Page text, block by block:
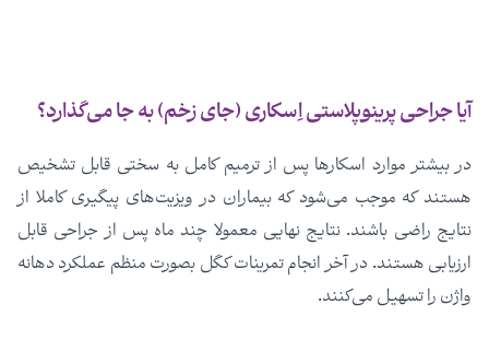
آیا جراحی پرینوپلاستی اِسکاری (جای زخم) به جا می‌­گذارد؟
در بیشتر موارد اسکارها پس از ترمیم کامل به سختی قابل تشخیص
هستند که موجب می­‌شود که بیماران در ویزیت­‌های پیگیری کاملا از
نتایج راضی باشند. نتایج نهایی معمولا چند ماه پس از جراحی قابل
ارزیابی هستند. در آخر انجام تمرینات کگل بصورت منظم عملکرد دهانه
واژن را تسهیل می­‌کنند.